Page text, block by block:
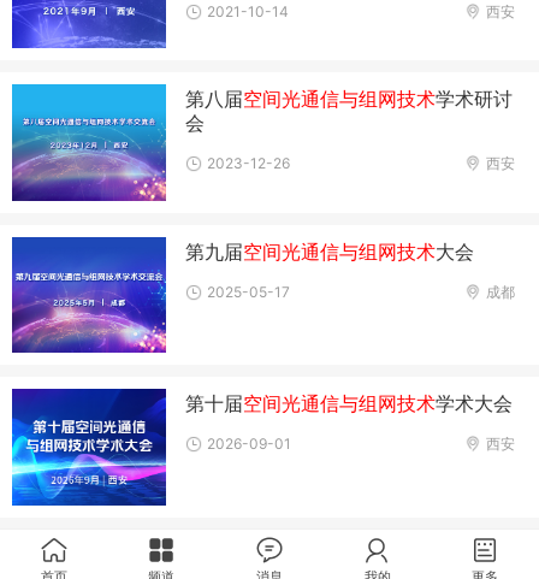
西安
2021-10-14
第八届空间光通信与组网技术学术研讨
会
西安
2023-12-26
第九届空间光通信与组网技术大会
成都
2025-05-17
第十届空间光通信与组网技术学术大会
西安
2026-09-01